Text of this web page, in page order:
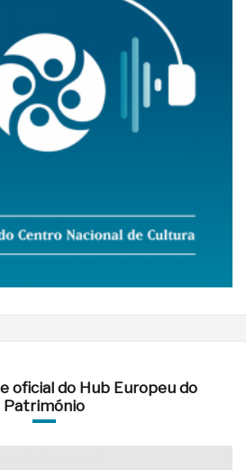
oficial do Hub Europeu do
Património